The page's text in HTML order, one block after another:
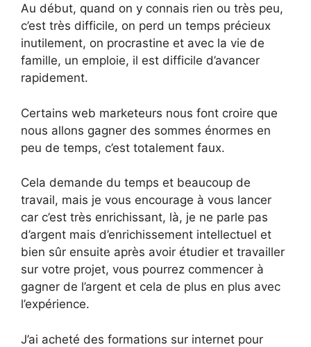
Au début, quand on y connais rien ou très peu,
c’est très difficile, on perd un temps précieux
inutilement, on procrastine et avec la vie de
famille, un emploie, il est difficile d’avancer
rapidement.
Certains web marketeurs nous font croire que
nous allons gagner des sommes énormes en
peu de temps, c’est totalement faux.
Cela demande du temps et beaucoup de
travail, mais je vous encourage à vous lancer
car c’est très enrichissant, là, je ne parle pas
d’argent mais d’enrichissement intellectuel et
bien sûr ensuite après avoir étudier et travailler
sur votre projet, vous pourrez commencer à
gagner de l’argent et cela de plus en plus avec
l’expérience.
J’ai acheté des formations sur internet pour